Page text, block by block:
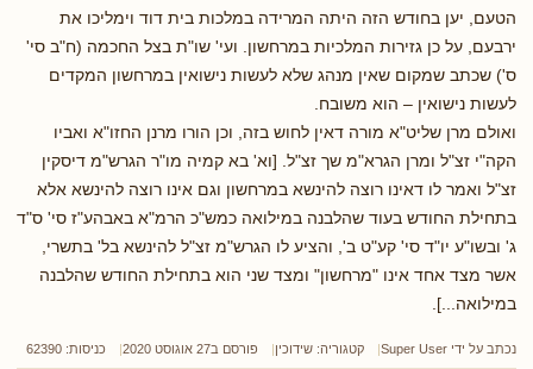
הטעם, יען בחודש הזה היתה המרידה במלכות בית דוד וימליכו את
ירבעם, על כן גזירות המלכיות במרחשון. ועי' שו"ת בצל החכמה (ח"ב סי'
ס') שכתב שמקום שאין מנהג שלא לעשות נישואין במרחשון המקדים
לעשות נישואין – הוא משובח.
ואולם מרן שליט"א מורה דאין לחוש בזה, וכן הורו מרנן החזו"א ואביו
הקה"י זצ"ל ומרן הגרא"מ שך זצ"ל. [וא' בא קמיה מו"ר הגרש"מ דיסקין
זצ"ל ואמר לו דאינו רוצה להינשא במרחשון וגם אינו רוצה להינשא אלא
בתחילת החודש בעוד שהלבנה במילואה כמש"כ הרמ"א באבהע"ז סי' ס"ד
ג' ובשו"ע יו"ד סי' קע"ט ב', והציע לו הגרש"מ זצ"ל להינשא בל' בתשרי,
אשר מצד אחד אינו "מרחשון" ומצד שני הוא בתחילת החודש שהלבנה
במילואה...].
נכתב על ידי Super User קטגוריה: שידוכין פורסם ב27 אוגוסט 2020 כניסות: 62390